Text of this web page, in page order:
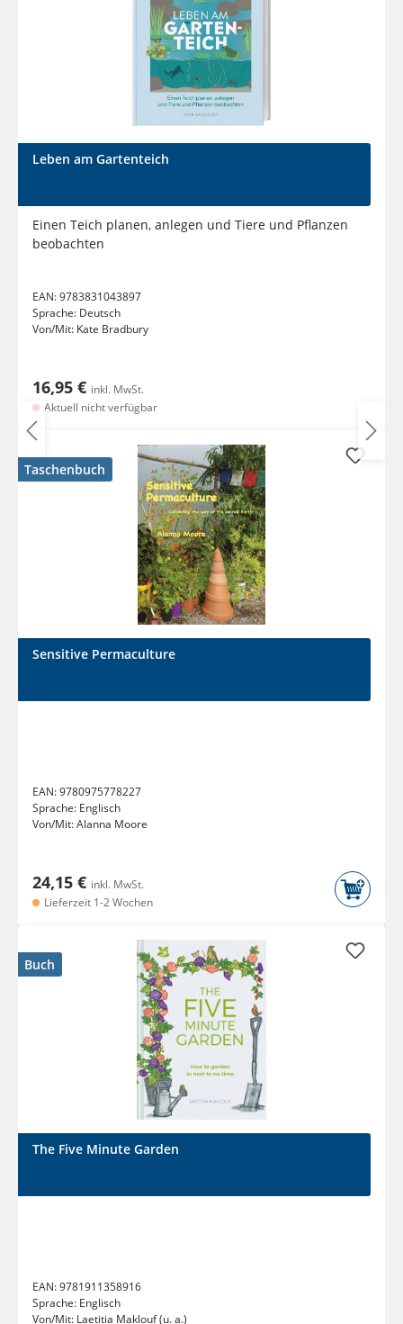
Leben am Gartenteich
Einen Teich planen, anlegen und Tiere und Pflanzen
beobachten
EAN:9783831043897
Sprache: Deutsch
Von/Mit: Kate Bradbury
16,95 € inkl. MwSt.
Aktuell nicht verfügbar
Taschenbuch
Sensitive Permaculture
EAN:9780975778227
Sprache: Englisch
Von/Mit:Alanna Moore
24,15 € inkl. MwSt.
Lieferzeit 1-2 Wochen
Buch
The Five Minute Garden
EAN:9781911358916
Sprache: Englisch
Von/Mit: Laetitia Maklouf (u. a.)